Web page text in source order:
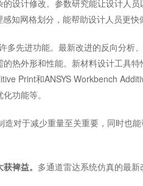
设计修改。参数研究能让设计人
知网格划分，能帮助设计人员更
多先进功能。最新改进的反向分
热外形和性能。新材料设计工具
Print和ANSYS Workbench
功能等。
造对于减少重量至关重要，同时也
裨益。 多通道雷达系统仿真的最